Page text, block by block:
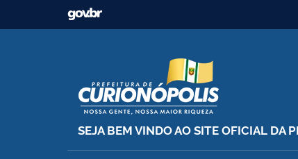
Ir para o conteúdo
SEJA BEM VINDO AO SITE OFICIAL DA
Prefeitura Municipal de